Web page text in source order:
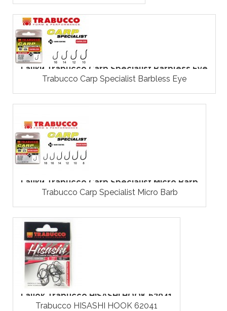
Гачки Trabucco Carp Specialist Barbless Eye
Trabucco Carp Specialist Barbless Eye
Гачки Trabucco Carp Specialist Micro Barb
Trabucco Carp Specialist Micro Barb
Гачок Trabucco HISASHI HOOK 62041
Trabucco HISASHI HOOK 62041